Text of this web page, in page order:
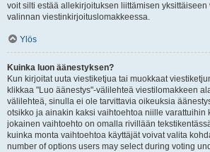
voit silti estää allekirjoituksen liittämisen
valinnan viestinkirjoituslomakkeessa.
Ylös
Kuinka luon äänestyksen?
Kun kirjoitat uuta viestiketjua tai muokkaat
klikkaa "Luo äänestys"-välilehteä viestilomakkeen
välilehteä, sinulla ei ole tarvittavia oikeuksia
otsikko ja ainakin kaksi vaihtoehtoa niille varattuihin
jokainen vaihtoehto on omalla rivillään
kuinka monta vaihtoehtoa käyttäjät voivat valita
number of options users may select during voting